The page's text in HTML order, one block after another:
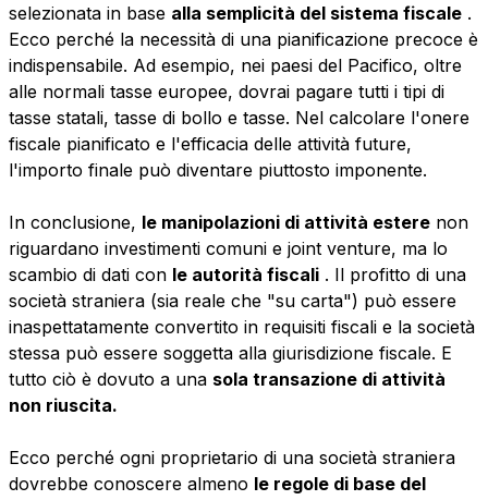
selezionata in base alla semplicità del sistema fiscale .
Ecco perché la necessità di una pianificazione precoce è
indispensabile. Ad esempio, nei paesi del Pacifico, oltre
alle normali tasse europee, dovrai pagare tutti i tipi di
tasse statali, tasse di bollo e tasse. Nel calcolare l'onere
fiscale pianificato e l'efficacia delle attività future,
l'importo finale può diventare piuttosto imponente.
In conclusione, le manipolazioni di attività estere non
riguardano investimenti comuni e joint venture, ma lo
scambio di dati con le autorità fiscali . Il profitto di una
società straniera (sia reale che "su carta") può essere
inaspettatamente convertito in requisiti fiscali e la società
stessa può essere soggetta alla giurisdizione fiscale. E
tutto ciò è dovuto a una sola transazione di attività
non riuscita.
Ecco perché ogni proprietario di una società straniera
dovrebbe conoscere almeno le regole di base del